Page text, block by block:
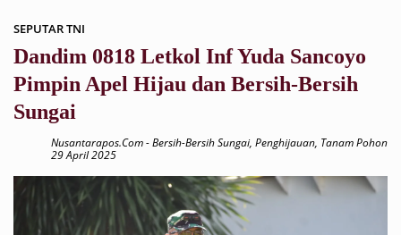
SEPUTAR TNI
Dandim 0818 Letkol Inf Yuda Sancoyo
Pimpin Apel Hijau dan Bersih-Bersih
Sungai
Nusantarapos.com-Bersih-Bersih Sungai, Penghijauan, Tanam Pohon
29 April 2025